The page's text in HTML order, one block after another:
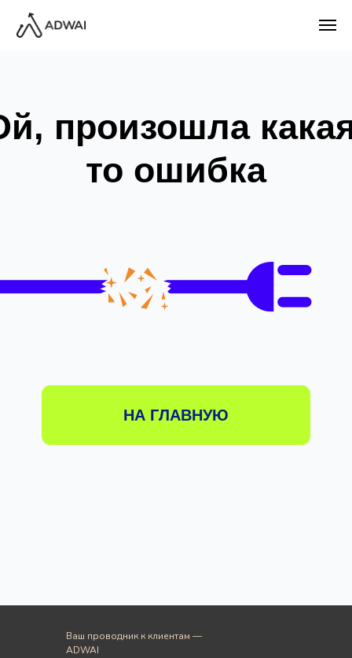
то ошибка
НА ГЛАВНУЮ
Ваш проводник к клиентам —
ADWAI